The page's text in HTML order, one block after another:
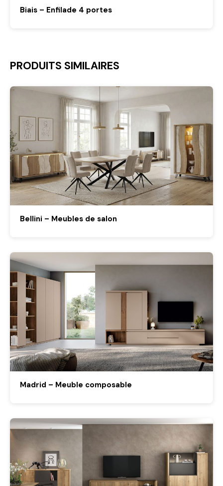
Biais – Enfilade 4 portes
PRODUITS SIMILAIRES
Bellini – Meubles de salon
Madrid – Meuble composable